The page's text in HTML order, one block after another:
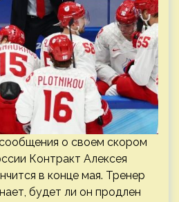
о своем скором
Контракт Алексея
в конце мая. Тренер
будет ли он продлен